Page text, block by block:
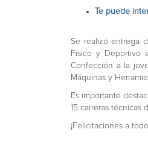
Te puede
Se realizó entrega
Físico y Deportivo
Confección a la
Máquinas y
Es importante
15 carreras técnicas
¡Felicitaciones a